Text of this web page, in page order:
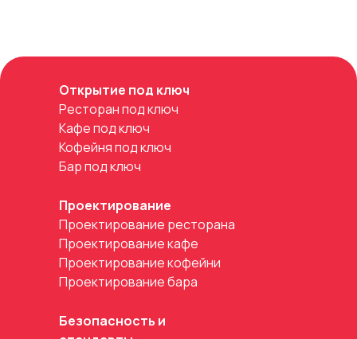
Открытие под ключ
Ресторан под ключ
Кафе под ключ
Кофейня под ключ
Бар под ключ
Проектирование
Проектирование ресторана
Проектирование кафе
Проектирование кофейни
Проектирование бара
Безопасность и